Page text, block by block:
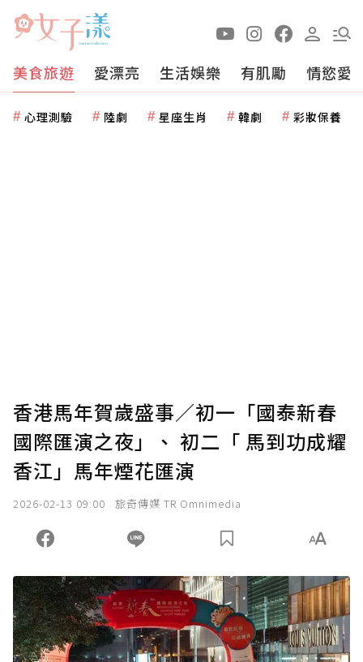
美食旅遊 愛漂亮 生活娛樂 有肌勵 情慾愛
心理測驗 陸劇 星座生肖 韓劇 彩妝保養
香港馬年賀歲盛事／初一「國泰新春
國際匯演之夜」、 初二「 馬到功成耀
香江」馬年煙花匯演
2026-02-13 09:00 旅奇傳媒 TR Omnimedia